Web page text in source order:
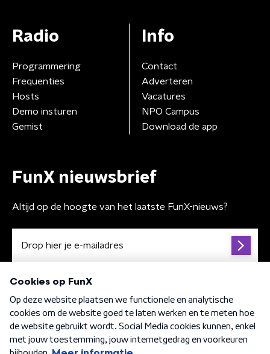
Radio
Programmering
Frequenties
Hosts
Demo insturen
Gemist
Info
Contact
Adverteren
Vacatures
NPO Campus
Download de app
FunX nieuwsbrief
Altijd op de hoogte van het laatste FunX-nieuws?
Algemene voorwaarden Privacybeleid